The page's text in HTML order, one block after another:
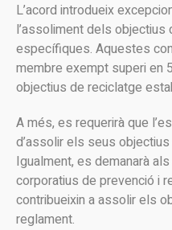
L’acord introdueix
l’assoliment dels
específiques. Aquestes
membre exempt superi en
objectius de reciclatge
A més, es requerirà que
d’assolir els seus
Igualment, es demanarà
corporatius de prevenció i
contribueixin a assolir els
reglament.